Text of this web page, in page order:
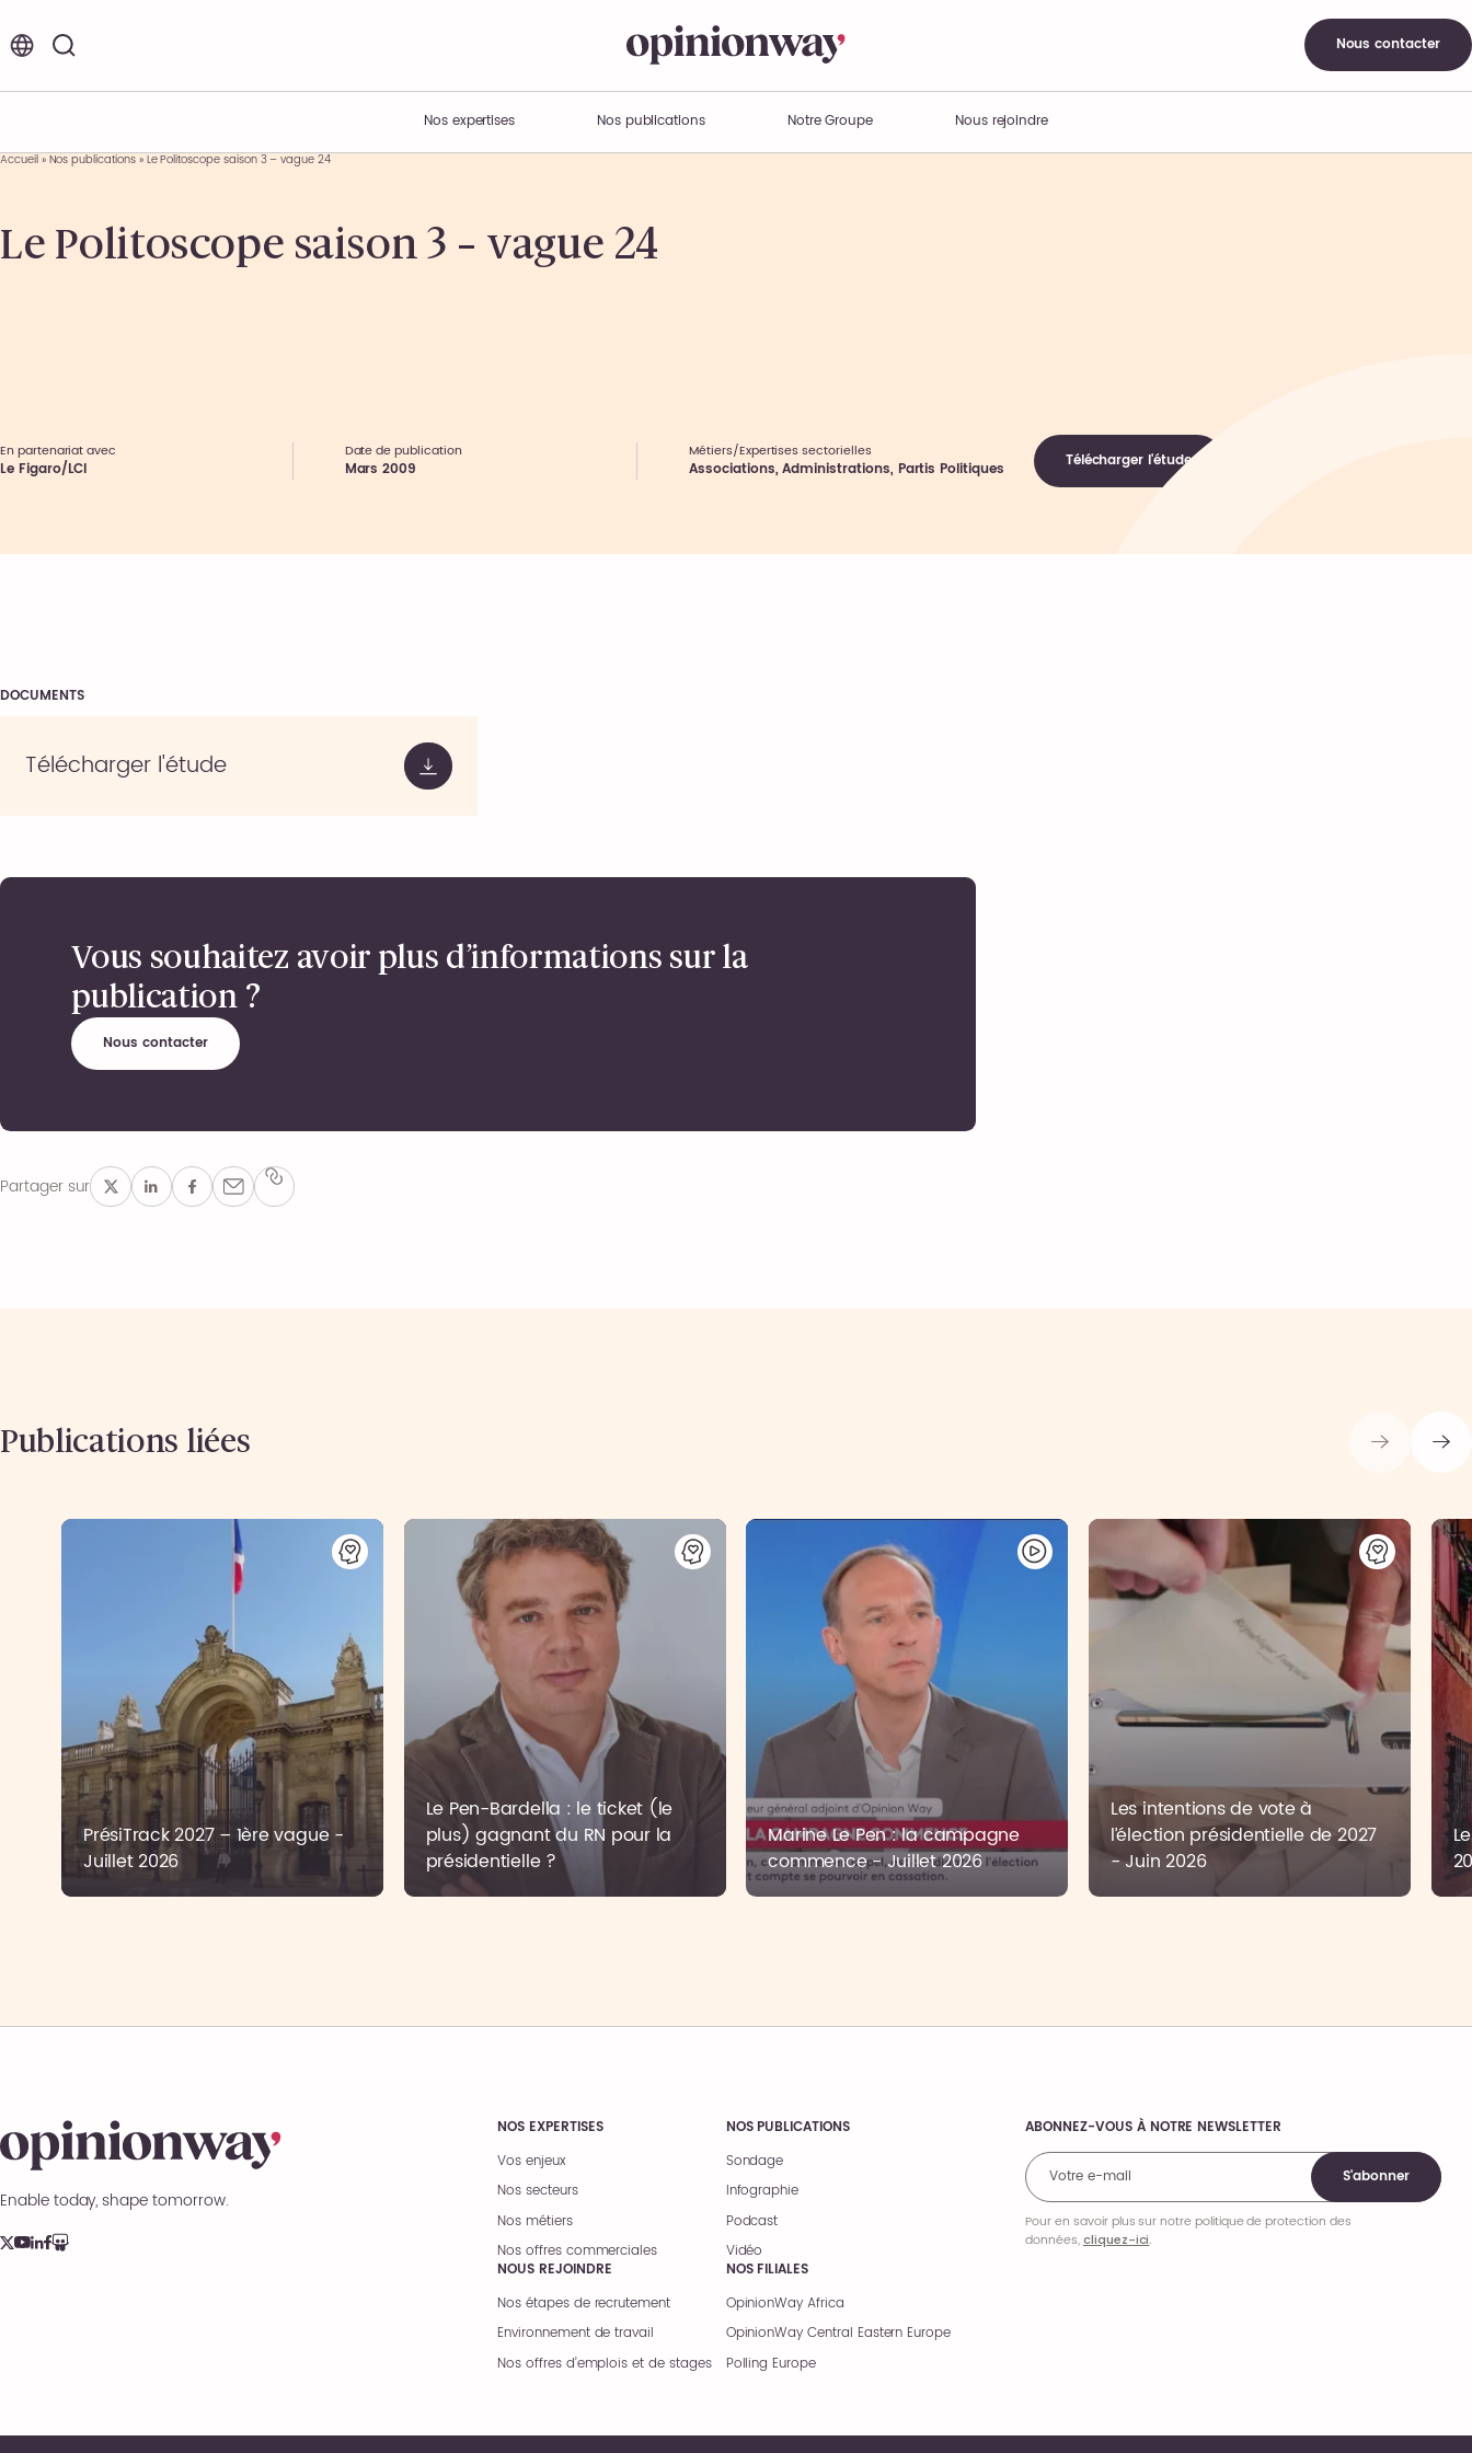
Nous contacter
Nos expertises
Vos enjeux
Expertises métiers
Nos publications Notre Groupe
Acteur de l’innovation
Présentation du Groupe
Nous rejoindre
Nos offres d’emplois et de stages
Environnement de travail
Accueil»Nos publications»Le Politoscope saison 3 – vague 24
Le Politoscope saison 3 – vague 24
En partenariat avec
Le Figaro/LCI
Date de publication
Mars 2009
Métiers/Expertises sectorielles
Associations, Administrations, Partis Politiques Télécharger l'étude
DOCUMENTS
Télécharger l'étude
Vous souhaitez avoir plus d’informations sur la
publication ?
Nous contacter
Partager sur
Publications liées
PrésiTrack 2027 – 1ère vague -
Juillet 2026
Le Pen-Bardella : le ticket (le
plus) gagnant du RN pour la
présidentielle ?
Marine Le Pen : la campagne
commence - Juillet 2026
Les intentions de vote à
l’élection présidentielle de 2027
- Juin 2026
Enable today, shape tomorrow.
NOS EXPERTISES
Vos enjeux
Nos secteurs
Nos métiers
Nos offres commerciales
NOS PUBLICATIONS
Sondage
Infographie
Podcast
Vidéo
NOUS REJOINDRE
Nos étapes de recrutement
Environnement de travail
Nos offres d’emplois et de stages
NOS FILIALES
OpinionWay Africa
OpinionWay Central Eastern Europe
Polling Europe
Comments
ABONNEZ-VOUS À NOTRE NEWSLETTER
S'abonner
Pour en savoir plus sur notre politique de protection des
données,cliquez-ici.